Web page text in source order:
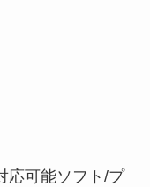
応可能ソフト/プ